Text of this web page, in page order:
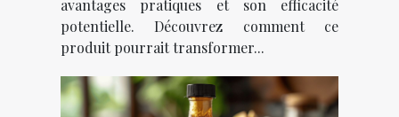
avantages pratiques et son efficacité
potentielle. Découvrez comment ce
produit pourrait transformer...